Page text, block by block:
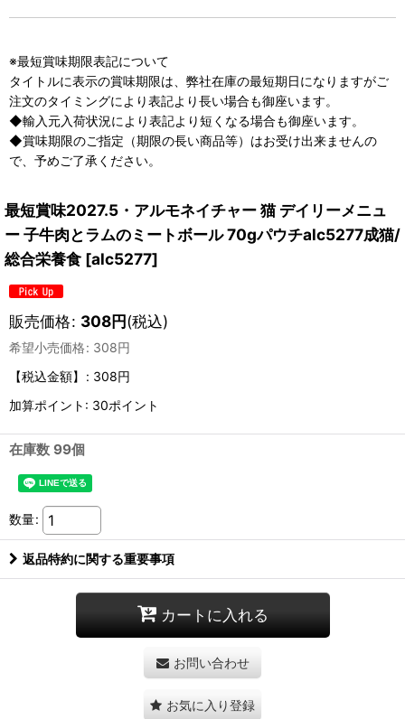
※最短賞味期限表記について
タイトルに表示の賞味期限は、弊社在庫の最短期日になりますがご
注文のタイミングにより表記より長い場合も御座います。
◆輸入元入荷状況により表記より短くなる場合も御座います。
◆賞味期限のご指定（期限の長い商品等）はお受け出来ませんの
で、予めご了承ください。
最短賞味2027.5・アルモネイチャー 猫 デイリーメニュ
ー 子牛肉とラムのミートボール 70gパウチalc5277成猫/
総合栄養食 [alc5277]
販売価格: 308円(税込)
希望小売価格: 308円
【税込金額】
: 308円
加算ポイント: 30ポイント
在庫数 99個
数量:
返品特約に関する重要事項
カートに入れる
お問い合わせ
お気に入り登録